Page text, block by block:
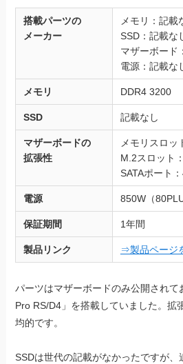
搭載パーツの
メーカー
メモリ：記載
SSD：記載な
マザーボード
電源：記載な
メモリ DDR4 3200
SSD 記載なし
マザーボードの
拡張性
メモリスロッ
M.2スロット
SATAポート
電源 850W（
保証期間 1年間
製品リンク ⇒製品ページ
パーツはマザーボードのみ公開されて
Pro RS/D4」を搭載していました。拡
均的です。
SSDは世代の記載がなかったですが